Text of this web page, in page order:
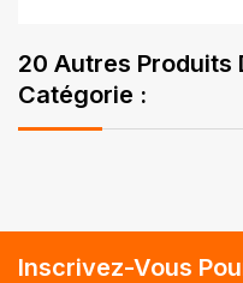
20 Autres Produits
Catégorie :
Inscrivez-Vous